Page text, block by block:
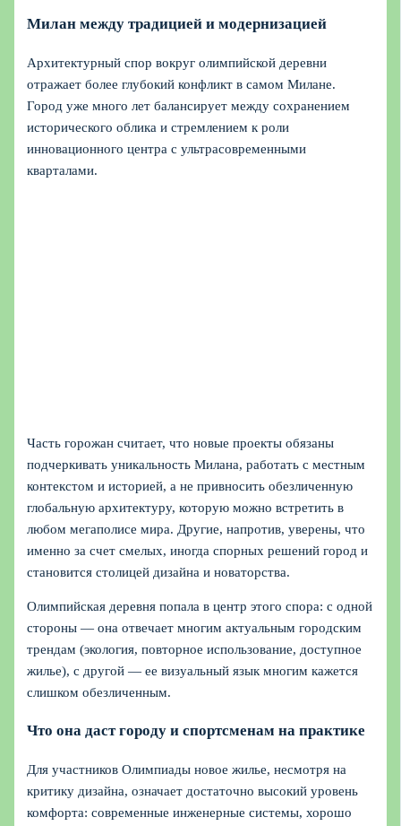
Милан между традицией и модернизацией
Архитектурный спор вокруг олимпийской деревни
отражает более глубокий конфликт в самом Милане.
Город уже много лет балансирует между сохранением
исторического облика и стремлением к роли
инновационного центра с ультрасовременными
кварталами.
Часть горожан считает, что новые проекты обязаны
подчеркивать уникальность Милана, работать с местным
контекстом и историей, а не привносить обезличенную
глобальную архитектуру, которую можно встретить в
любом мегаполисе мира. Другие, напротив, уверены, что
именно за счет смелых, иногда спорных решений город и
становится столицей дизайна и новаторства.
Олимпийская деревня попала в центр этого спора: с одной
стороны — она отвечает многим актуальным городским
трендам (экология, повторное использование, доступное
жилье), с другой — ее визуальный язык многим кажется
слишком обезличенным.
Что она даст городу и спортсменам на практике
Для участников Олимпиады новое жилье, несмотря на
критику дизайна, означает достаточно высокий уровень
комфорта: современные инженерные системы, хорошо